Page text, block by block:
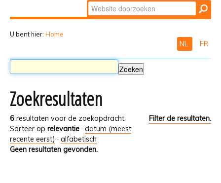
Zoek
Geavanceerd
U bent hier: Home
NL FR
Zoekresultaten
6 resultaten voor de zoekopdracht.
Filter de resultaten.
Sorteer op relevantie · datum (meest
recente eerst) · alfabetisch
Geen resultaten gevonden.